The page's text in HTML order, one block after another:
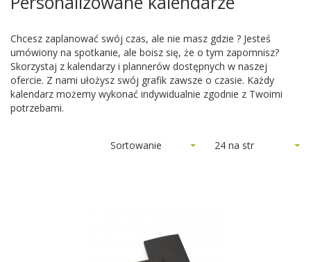
Chcesz zaplanować swój czas, ale nie masz gdzie ? Jesteś
umówiony na spotkanie, ale boisz się, że o tym zapomnisz?
Skorzystaj z kalendarzy i plannerów dostępnych w naszej
ofercie. Z nami ułożysz swój grafik zawsze o czasie. Każdy
kalendarz możemy wykonać indywidualnie zgodnie z Twoimi
potrzebami.
Sortowanie 24 na str